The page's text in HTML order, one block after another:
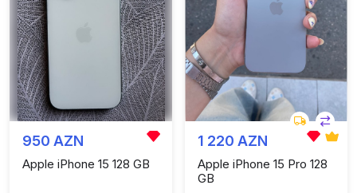
950 AZN
Apple iPhone 15 128 GB
1 220 AZN
Apple iPhone 15 Pro 128
GB